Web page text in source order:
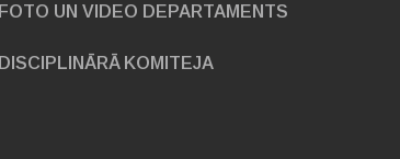
FOTO UN VIDEO DEPARTAMENTS
DISCIPLINĀRĀ KOMITEJA